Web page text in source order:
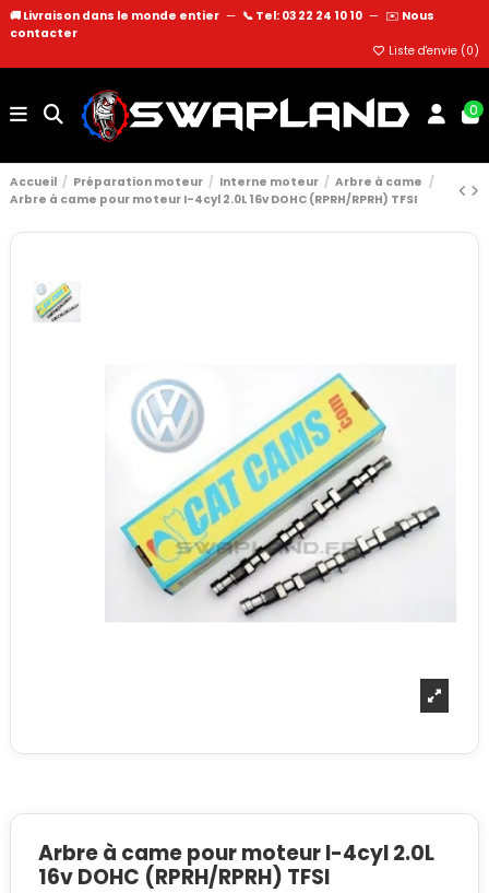
🚚 Livraison dans le monde entier — 📞 Tel: 03 22 24 10 10 — ✉️ Nous
contacter
Liste d'envie (0)
0
Accueil Préparation moteur Interne moteur
Arbre à came
Arbre à came pour moteur I-4cyl 2.0L 16v DOHC (RPRH/RPRH) TFSI
Arbre à came pour moteur I-4cyl 2.0L
16v DOHC (RPRH/RPRH) TFSI